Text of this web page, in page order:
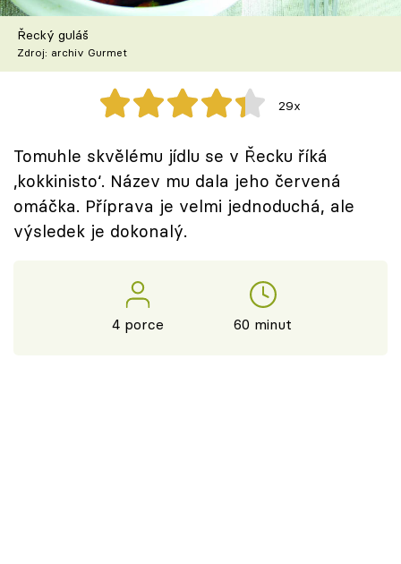
Škola vaření
Recepty z TV
Speciál: Cuketa
Těhotnej kuchař
Sledujte prima+
Řecký guláš
Zdroj: archiv Gurmet
29x
Tomuhle skvělému jídlu se v Řecku říká
‚kokkinisto‘. Název mu dala jeho červená
omáčka. Příprava je velmi jednoduchá, ale
výsledek je dokonalý.
4 porce 60 minut